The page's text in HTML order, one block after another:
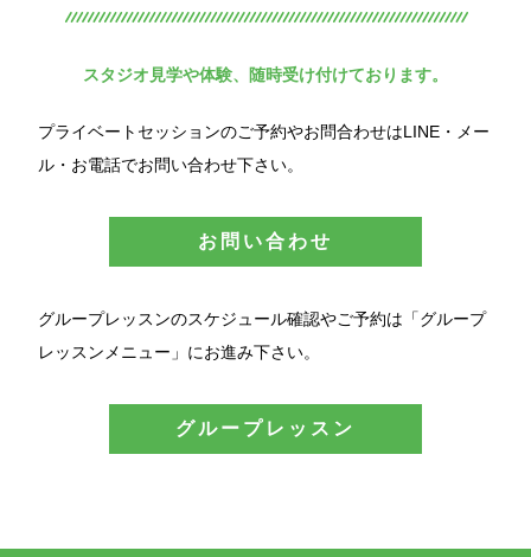
スタジオ見学や体験、随時受け付けております。
プライベートセッションのご予約やお問合わせはLINE・メー
ル・お電話でお問い合わせ下さい。
お問い合わせ
グループレッスンのスケジュール確認やご予約は「グループ
レッスンメニュー」にお進み下さい。
グループレッスン